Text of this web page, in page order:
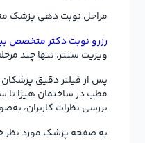
مراحل نوبت دهی پزشک
رزرو نوبت دکتر متخصص
ویزیت سنتر، تنها چند
پس از فیلتر دقیق
مطب در ساختمان هیژا تا
بررسی نظرات کاربران،
به صفحه پزشک مورد نظر